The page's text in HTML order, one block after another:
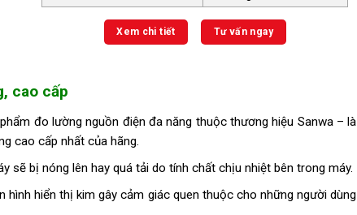
Xem chi tiết Tư vấn ngay
cao cấp
đo lường nguồn điện đa năng thuộc thương hiệu Sanwa – là
cao cấp nhất của hãng.
sẽ bị nóng lên hay quá tải do tính chất chịu nhiệt bên trong máy.
hiển thị kim gây cảm giác quen thuộc cho những người dùng